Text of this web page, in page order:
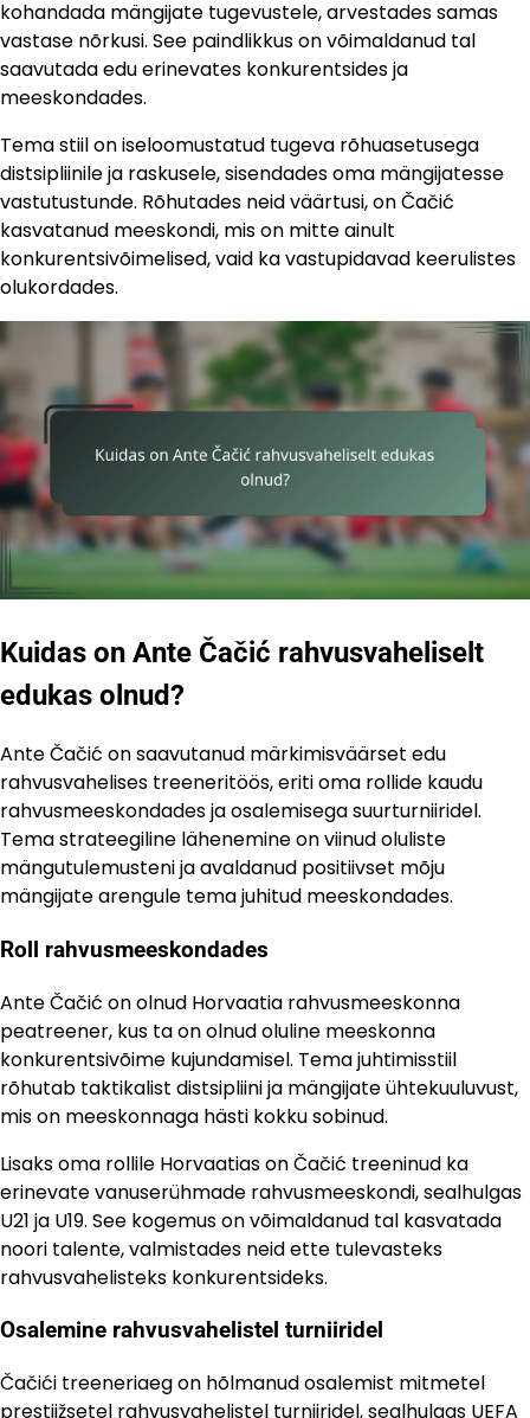
kohandada mängijate tugevustele, arvestades samas
vastase nõrkusi. See paindlikkus on võimaldanud tal
saavutada edu erinevates konkurentsides ja
meeskondades.
Tema stiil on iseloomustatud tugeva rõhuasetusega
distsipliinile ja raskusele, sisendades oma mängijatesse
vastutustunde. Rõhutades neid väärtusi, on Čačić
kasvatanud meeskondi, mis on mitte ainult
konkurentsivõimelised, vaid ka vastupidavad keerulistes
olukordades.
Kuidas on Ante Čačić rahvusvaheliselt
edukas olnud?
Ante Čačić on saavutanud märkimisväärset edu
rahvusvahelises treeneritöös, eriti oma rollide kaudu
rahvusmeeskondades ja osalemisega suurturniiridel.
Tema strateegiline lähenemine on viinud oluliste
mängutulemusteni ja avaldanud positiivset mõju
mängijate arengule tema juhitud meeskondades.
Roll rahvusmeeskondades
Ante Čačić on olnud Horvaatia rahvusmeeskonna
peatreener, kus ta on olnud oluline meeskonna
konkurentsivõime kujundamisel. Tema juhtimisstiil
rõhutab taktikalist distsipliini ja mängijate ühtekuuluvust,
mis on meeskonnaga hästi kokku sobinud.
Lisaks oma rollile Horvaatias on Čačić treeninud ka
erinevate vanuserühmade rahvusmeeskondi, sealhulgas
U21 ja U19. See kogemus on võimaldanud tal kasvatada
noori talente, valmistades neid ette tulevasteks
rahvusvahelisteks konkurentsideks.
Osalemine rahvusvahelistel turniiridel
Čačići treeneriaeg on hõlmanud osalemist mitmetel
prestiižsetel rahvusvahelistel turniiridel, sealhulgas UEFA